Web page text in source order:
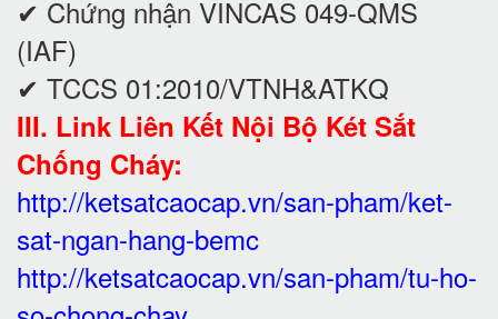
✔ Chứng nhận VINCAS 049-QMS
(IAF)
✔ TCCS 01:2010/VTNH&ATKQ
III. Link Liên Kết Nội Bộ Két Sắt
Chống Cháy:
http://ketsatcaocap.vn/san-pham/ket-
sat-ngan-hang-bemc
http://ketsatcaocap.vn/san-pham/tu-ho-